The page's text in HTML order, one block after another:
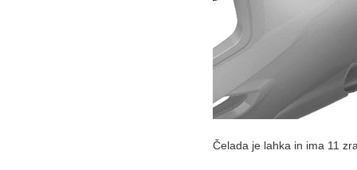
Čelada je lahka in ima 11